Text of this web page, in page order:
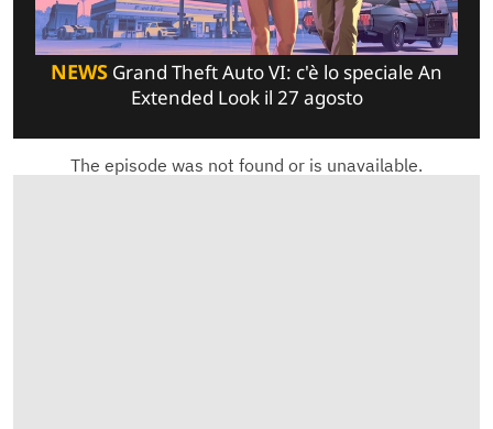
NEWS Grand Theft Auto VI: c'è lo speciale An
Extended Look il 27 agosto